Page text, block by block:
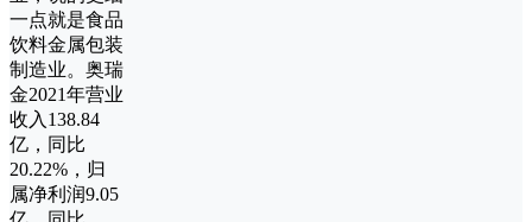
一点就是食品
饮料金属包装
制造业。奥瑞
金2021年营业
收入138.84
亿，同比
20.22%，归
属净利润9.05